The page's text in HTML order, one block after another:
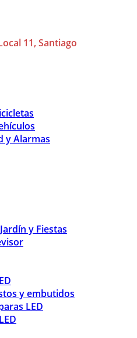
11, Santiago
y Alarmas
y Fiestas
y embutidos
LED